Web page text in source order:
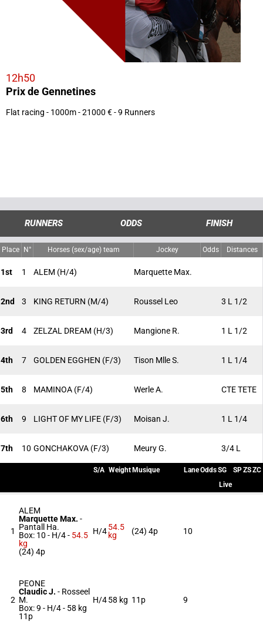
12h50
Prix de Gennetines
Flat racing - 1000m - 21000 € - 9 Runners
RUNNERS ODDS FINISH
Place N° Horses (sex/age) team Jockey Odds Distances
1st 1 ALEM (H/4) Marquette Max.
2nd 3 KING RETURN (M/4) Roussel Leo 3 L 1/2
3rd 4 ZELZAL DREAM (H/3) Mangione R. 1 L 1/2
4th 7 GOLDEN EGGHEN (F/3) Tison Mlle S. 1 L 1/4
5th 8 MAMINOA (F/4) Werle A. CTE TETE
6th 9 LIGHT OF MY LIFE (F/3) Moisan J. 1 L 1/4
7th 10 GONCHAKOVA (F/3) Meury G. 3/4 L
S/A Weight Musique LaneOddsSG SPZSZC
Live
1
ALEM
Marquette Max. -
Pantall Ha.
Box: 10 - H/4 - 54.5
kg
(24) 4p
H/454.5
kg
(24) 4p 10
2
PEONE
Claudic J. - Rosseel
M.
Box: 9 - H/4 - 58 kg
11p
H/458 kg 11p 9